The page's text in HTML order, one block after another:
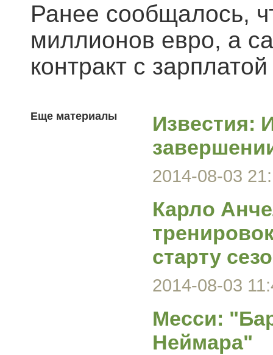
Ранее сообщалось,
миллионов евро, а
контракт с
Еще материалы
Известия:
2014-08-03
Карло
старту
2014-08-03
Месси:
Неймара"